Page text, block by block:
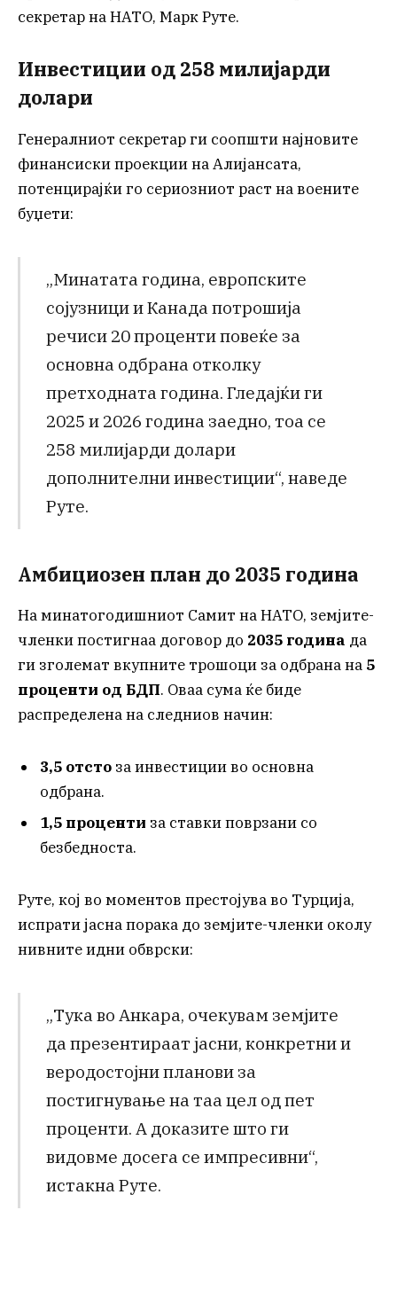
секретар на НАТО, Марк Руте.
Инвестиции од 258 милијарди
долари
Генералниот секретар ги соопшти најновите
финансиски проекции на Алијансата,
потенцирајќи го сериозниот раст на воените
буџети:
„Минатата година, европските
сојузници и Канада потрошија
речиси 20 проценти повеќе за
основна одбрана отколку
претходната година. Гледајќи ги
2025 и 2026 година заедно, тоа се
258 милијарди долари
дополнителни инвестиции“, наведе
Руте.
Амбициозен план до 2035 година
На минатогодишниот Самит на НАТО, земјите-
членки постигнаа договор до 2035 година да
ги зголемат вкупните трошоци за одбрана на 5
проценти од БДП. Оваа сума ќе биде
распределена на следниов начин:
3,5 отсто за инвестиции во основна
одбрана.
1,5 проценти за ставки поврзани со
безбедноста.
Руте, кој во моментов престојува во Турција,
испрати јасна порака до земјите-членки околу
нивните идни обврски:
„Тука во Анкара, очекувам земјите
да презентираат јасни, конкретни и
веродостојни планови за
постигнување на таа цел од пет
проценти. А доказите што ги
видовме досега се импресивни“,
истакна Руте.